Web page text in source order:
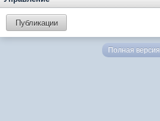
Публикации
Полная версия